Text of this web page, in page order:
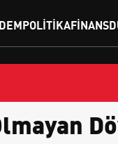
POLITIKAFINANS